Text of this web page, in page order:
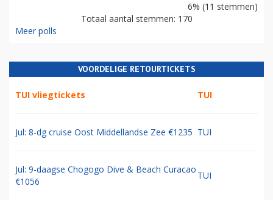
6% (11 stemmen)
Totaal aantal stemmen: 170
Meer polls
VOORDELIGE RETOURTICKETS
TUI vliegtickets TUI
Jul: 8-dg cruise Oost Middellandse Zee €1235 TUI
Jul: 9-daagse Chogogo Dive & Beach Curacao
€1056
TUI